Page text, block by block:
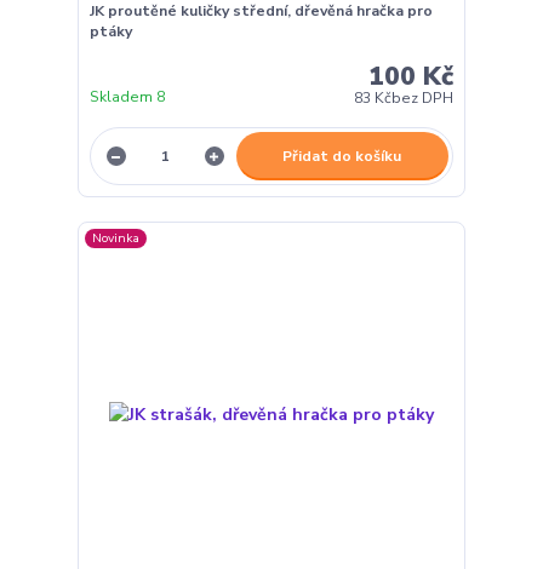
JK proutěné kuličky střední, dřevěná hračka pro
ptáky
100 Kč
83 Kčbez DPH
Skladem 8
Přidat do košíku
Novinka